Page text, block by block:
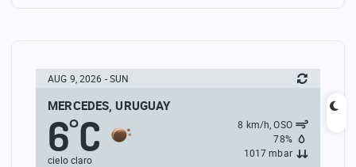
AUG 9, 2026 - SUN
MERCEDES, URUGUAY
6°C
cielo claro
8 km/h, OSO
78%
1017 mbar